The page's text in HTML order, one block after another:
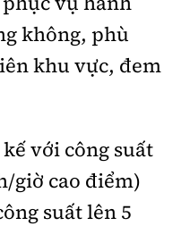
không, phù
khu vực, đem
với công suất
giờ cao điểm)
suất lên 5